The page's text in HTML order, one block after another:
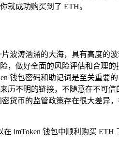
就成功购买到了 ETH。
波涛汹涌的大海，具有高度的
，做好全面的风险评估和合理的
钱包密码和助记词是至关重要
历不明的链接，不随意在不可信
货币的监管政策存在很大差异
imToken 钱包中顺利购买